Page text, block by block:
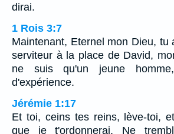
dirai.
1 Rois 3:7
Maintenant, Eternel mon Dieu, tu
serviteur à la place de David,
ne suis qu'un jeune
d'expérience.
Jérémie 1:17
Et toi, ceins tes reins, lève-toi,
que je t'ordonnerai. Ne